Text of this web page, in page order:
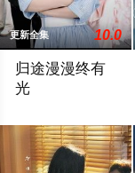
更新全集 10.0
归途漫漫终有
光